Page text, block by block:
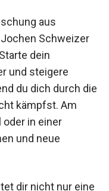
aus
Nacht)! Starte
und
während du
Imster Schlucht
im Hotel oder
und
dir nicht nur